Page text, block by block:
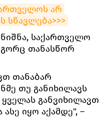
არ
სწავლება>>>
საქართველო
თანასწორ
თანაბარ
თუ განიხილავს
განვიხილავთ
იყო აქამდე", –